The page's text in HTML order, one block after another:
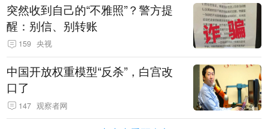
突然收到自己的“不雅照”？警方提
醒：别信、别转账
159 央视
中国开放权重模型“反杀”，白宫改
口了
147 观察者网